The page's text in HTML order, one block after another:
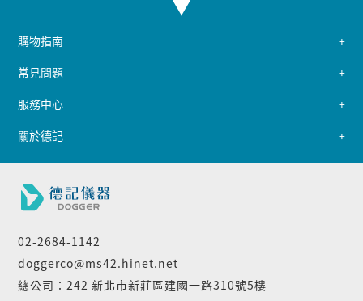
02-2684-1142
doggerco@ms42.hinet.net
總公司：242 新北市新莊區建國一路310號5樓
購物指南
常見問題
服務中心
關於德記